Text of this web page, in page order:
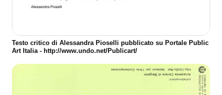
Testo critico di Alessandra Pioselli pubblicato su Portale Public
Art Italia - http://www.undo.net/Publicart/